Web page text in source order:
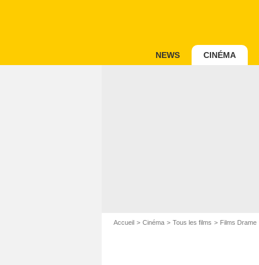
NEWS CINÉMA
Accueil Cinéma Tous les films Films Drame